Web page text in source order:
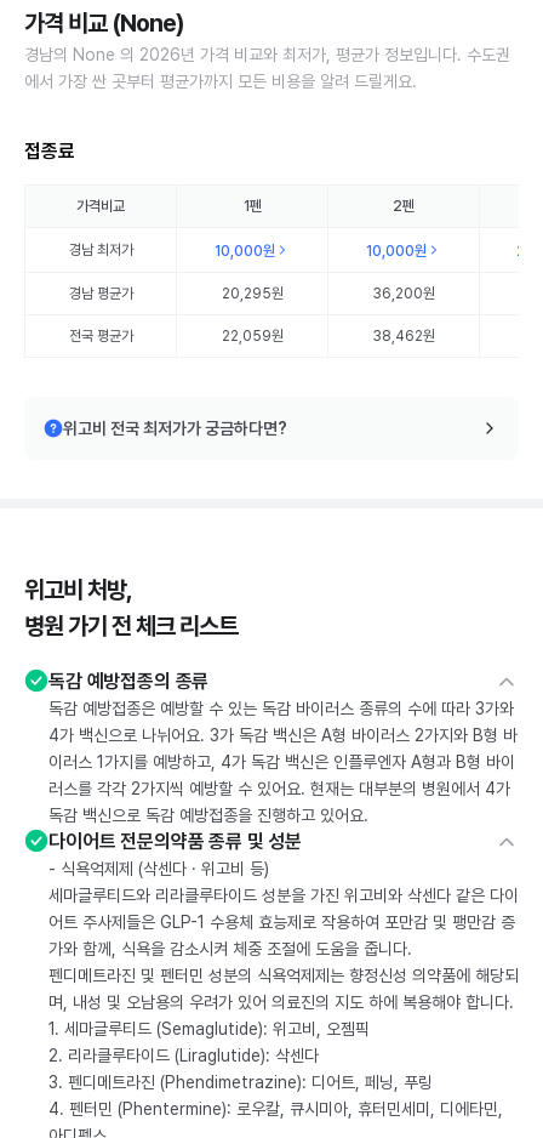
가격 비교 (None)
경남의 None 의 2026년 가격 비교와 최저가, 평균가 정보입니다. 수도권
에서 가장 싼 곳부터 평균가까지 모든 비용을 알려 드릴게요.
접종료
가격비교 1펜 2펜
경남최저가 10,000원 10,000원
경남평균가 20,295원 36,200원
전국 평균가 22,059원 38,462원
위고비 전국 최저가가 궁금하다면?
위고비 처방,
병원 가기 전 체크 리스트
독감 예방접종의 종류
독감 예방접종은 예방할 수 있는 독감 바이러스 종류의 수에 따라 3가와
4가 백신으로 나뉘어요. 3가 독감 백신은 A형 바이러스 2가지와 B형 바
이러스 1가지를 예방하고, 4가 독감 백신은 인플루엔자 A형과 B형 바이
러스를 각각 2가지씩 예방할 수 있어요. 현재는 대부분의 병원에서 4가
독감 백신으로 독감 예방접종을 진행하고 있어요.
다이어트 전문의약품 종류 및 성분
- 식욕억제제 (삭센다 · 위고비 등)
세마글루티드와 리라클루타이드 성분을 가진 위고비와 삭센다 같은 다이
어트 주사제들은 GLP-1 수용체 효능제로 작용하여 포만감 및 팽만감 증
가와 함께, 식욕을 감소시켜 체중 조절에 도움을 줍니다.
펜디메트라진 및 펜터민 성분의 식욕억제제는 향정신성 의약품에 해당되
며, 내성 및 오남용의 우려가 있어 의료진의 지도 하에 복용해야 합니다.
1. 세마글루티드 (Semaglutide): 위고비, 오젬픽
2. 리라클루타이드 (Liraglutide): 삭센다
3. 펜디메트라진 (Phendimetrazine): 디어트, 페닝, 푸링
4. 펜터민 (Phentermine): 로우칼, 큐시미아, 휴터민세미, 디에타민,